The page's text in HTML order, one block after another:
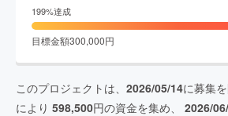
199%達成
目標金額300,000円
このプロジェクトは、 2026/05/14に募集
により 598,500円の資金を集め、 2026/